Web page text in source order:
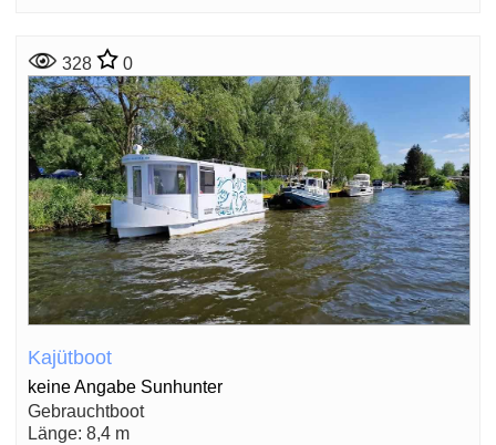
328 0
Kajütboot
keine Angabe Sunhunter
Gebrauchtboot
Länge: 8,4 m